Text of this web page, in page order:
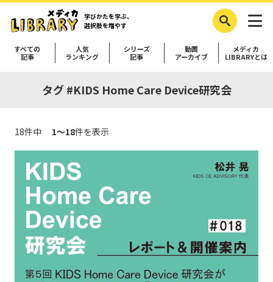
学びかたを学ぶ、
選択肢を増やす
すべての
記事
人気
ランキング
シリーズ
記事
動画
アーカイブ
メディカ
LIBRARYとは
タグ #KIDS Home Care Device研究会
18件中 1～18件を表示